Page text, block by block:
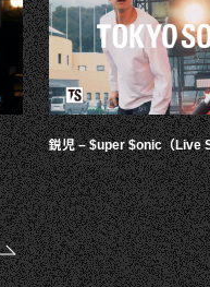
鋭児 – $uper $onic（Live